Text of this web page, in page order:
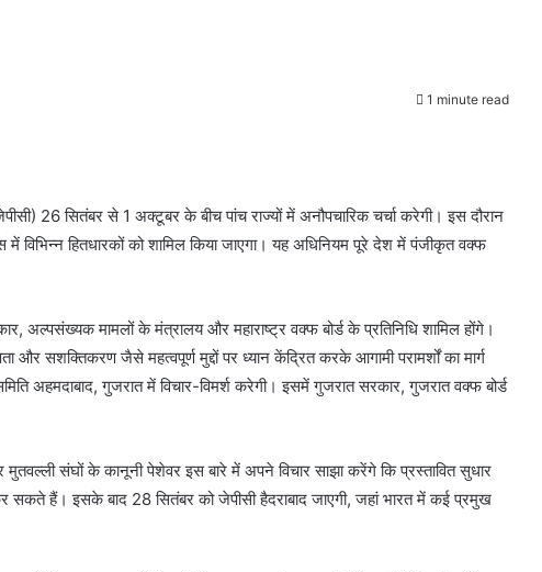
1 minute read
26 सितंबर से 1 अक्टूबर के बीच पांच राज्यों में अनौपचारिक चर्चा करेगी। इस दौरान
विभिन्न हितधारकों को शामिल किया जाएगा। यह अधिनियम पूरे देश में पंजीकृत वक्फ
अल्पसंख्यक मामलों के मंत्रालय और महाराष्ट्र वक्फ बोर्ड के प्रतिनिधि शामिल होंगे।
और सशक्तिकरण जैसे महत्वपूर्ण मुद्दों पर ध्यान केंद्रित करके आगामी परामर्शों का मार्ग
अहमदाबाद, गुजरात में विचार-विमर्श करेगी। इसमें गुजरात सरकार, गुजरात वक्फ बोर्ड
संघों के कानूनी पेशेवर इस बारे में अपने विचार साझा करेंगे कि प्रस्तावित सुधार
सकते हैं। इसके बाद 28 सितंबर को जेपीसी हैदराबाद जाएगी, जहां भारत में कई प्रमुख